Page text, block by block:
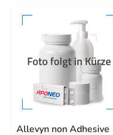
Allevyn non Adhesive